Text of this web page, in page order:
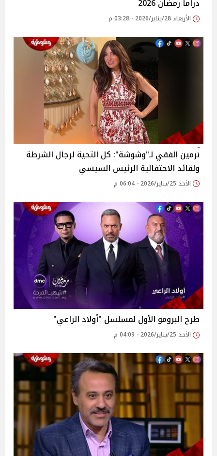
دراما رمضان 2026
الأربعاء 28/يناير/2026 - 03:28 م
نرمين الفقي لـ"وشوشة": كل التحية لرجال الشرطة
ولقائد الاحتفالية الرئيس السيسي
الأحد 25/يناير/2026 - 06:04 م
طرح البرومو الأول لمسلسل "أولاد الراعي"
الأحد 25/يناير/2026 - 04:09 م